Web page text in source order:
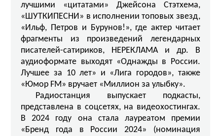
лучшими «цитатами» Джейсона Стэтхема,
«ШУТКИПЕСНИ» в исполнении топовых звезд,
«Ильф, Петров и Бурунов!», где актер читает
фрагменты из произведений легендарных
писателей-сатириков, НЕРЕКЛАМА и др. В
аудиоформате выходят «Однажды в России.
Лучшее за 10 лет» и «Лига городов», также
«Юмор FM» вручает «Миллион за улыбку».
Радиостанция выпускает подкасты,
представлена в соцсетях, на видеохостингах.
В 2024 году она стала лауреатом премии
«Бренд года в России 2024» (номинация